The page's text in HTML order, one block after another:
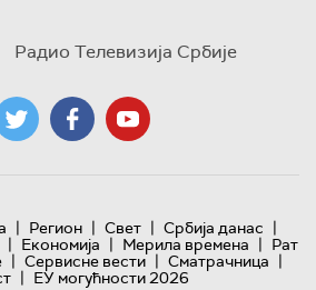
Радио Телевизија Србије
| Регион | Свет | Србија данас |
| Економија | Мерила времена | Рат
| Сервисне вести | Сматрачница |
| ЕУ могућности 2026